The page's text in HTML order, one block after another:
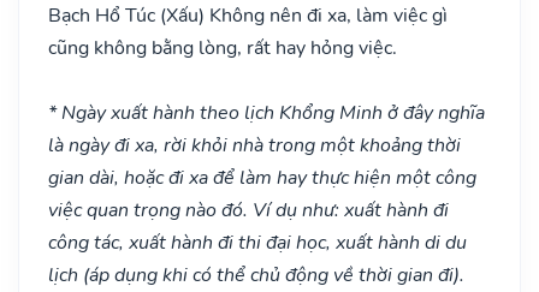
Bạch Hổ Túc (Xấu) Không nên đi xa, làm việc gì
cũng không bằng lòng, rất hay hỏng việc.
* Ngày xuất hành theo lịch Khổng Minh ở đây nghĩa
là ngày đi xa, rời khỏi nhà trong một khoảng thời
gian dài, hoặc đi xa để làm hay thực hiện một công
việc quan trọng nào đó. Ví dụ như: xuất hành đi
công tác, xuất hành đi thi đại học, xuất hành di du
lịch (áp dụng khi có thể chủ động về thời gian đi).